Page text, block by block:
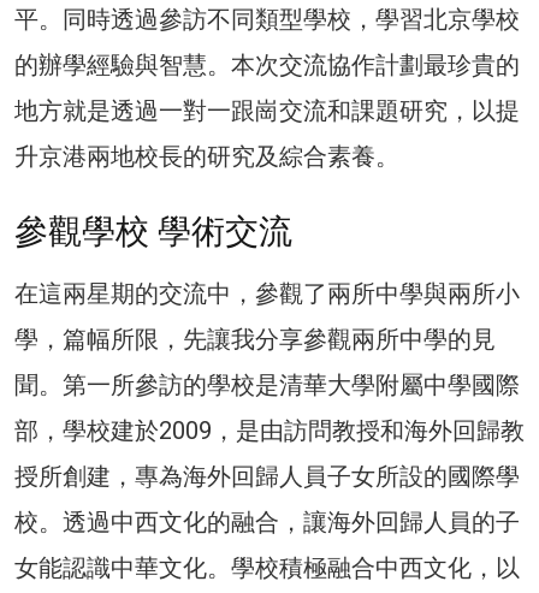
平。同時透過參訪不同類型學校，學習北京學校
的辦學經驗與智慧。本次交流協作計劃最珍貴的
地方就是透過一對一跟崗交流和課題研究，以提
升京港兩地校長的研究及綜合素養。
參觀學校 學術交流
在這兩星期的交流中，參觀了兩所中學與兩所小
學，篇幅所限，先讓我分享參觀兩所中學的見
聞。第一所參訪的學校是清華大學附屬中學國際
部，學校建於2009，是由訪問教授和海外回歸教
授所創建，專為海外回歸人員子女所設的國際學
校。透過中西文化的融合，讓海外回歸人員的子
女能認識中華文化。學校積極融合中西文化，以